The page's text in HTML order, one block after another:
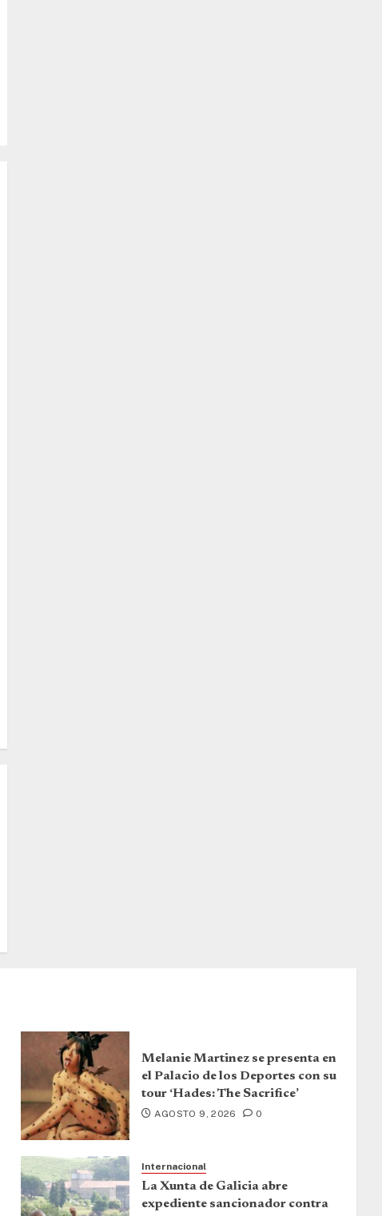
Melanie Martinez se presenta en
el Palacio de los Deportes con su
tour ‘Hades: The Sacrifice’
AGOSTO 9, 2026 0
Internacional
La Xunta de Galicia abre
expediente sancionador contra